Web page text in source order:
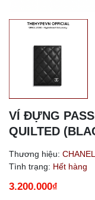
VÍ ĐỰNG
QUILTED
Thương hiệu: CHANEL
Tình trạng: Hết hàng
3.200.000₫